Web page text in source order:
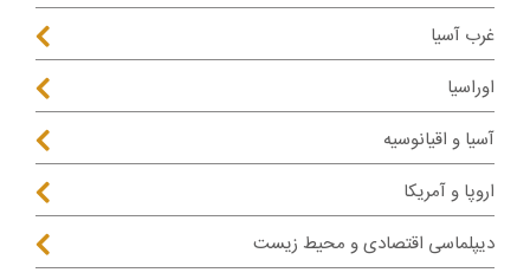
غرب آسیا
اوراسیا
آسیا و اقیانوسیه
اروپا و آمریکا
دیپلماسی اقتصادی و محیط زیست